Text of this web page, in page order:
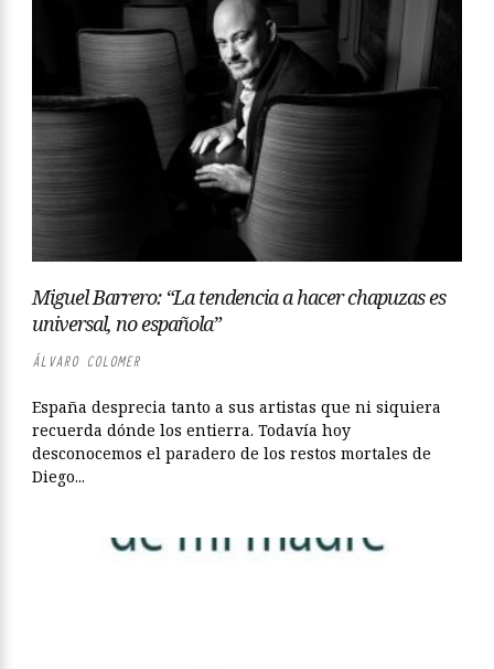
Miguel Barrero: “La tendencia a hacer chapuzas es
universal, no española”
ÁLVARO COLOMER
España desprecia tanto a sus artistas que ni siquiera
recuerda dónde los entierra. Todavía hoy
desconocemos el paradero de los restos mortales de
Diego...